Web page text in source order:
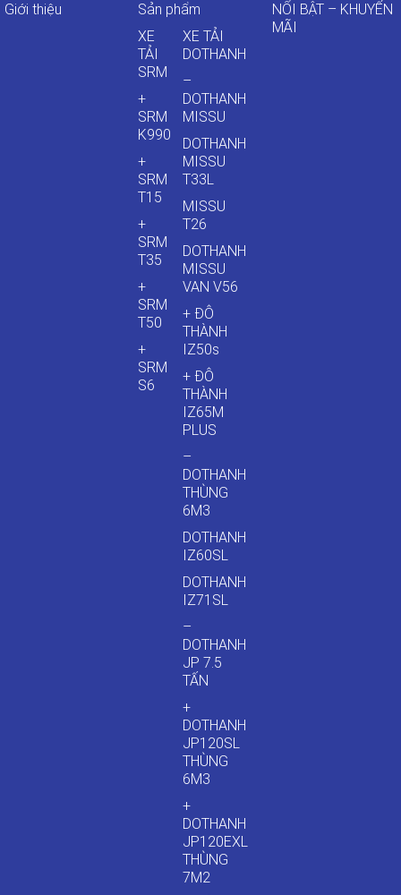
Giới thiệu
Sản phẩm
XE
TẢI
SRM
+
SRM
K990
+
SRM
T15
+
SRM
T35
+
SRM
T50
+
SRM
S6
XE TẢI
DOTHANH
–
DOTHANH
MISSU
DOTHANH
MISSU
T33L
MISSU
T26
DOTHANH
MISSU
VAN V56
+ ĐÔ
THÀNH
IZ50s
+ ĐÔ
THÀNH
IZ65M
PLUS
–
DOTHANH
THÙNG
6M3
DOTHANH
IZ60SL
DOTHANH
IZ71SL
–
DOTHANH
JP 7.5
TẤN
+
DOTHANH
JP120SL
THÙNG
6M3
+
DOTHANH
JP120EXL
THÙNG
7M2
NỔI BẬT – KHUYẾN
MÃI